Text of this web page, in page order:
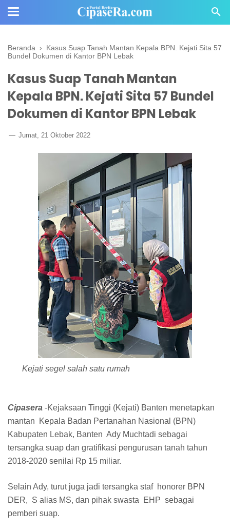
Beranda › Kasus Suap Tanah Mantan Kepala BPN. Kejati Sita 57
Bundel Dokumen di Kantor BPN Lebak
Kasus Suap Tanah Mantan
Kepala BPN. Kejati Sita 57 Bundel
Dokumen di Kantor BPN Lebak
Jumat, 21 Oktober 2022
Kejati segel salah satu rumah
Cipasera -Kejaksaan Tinggi (Kejati) Banten menetapkan
mantan Kepala Badan Pertanahan Nasional (BPN)
Kabupaten Lebak, Banten Ady Muchtadi sebagai
tersangka suap dan gratifikasi pengurusan tanah tahun
2018-2020 senilai Rp 15 miliar.
Selain Ady, turut juga jadi tersangka staf honorer BPN
DER, S alias MS, dan pihak swasta EHP sebagai
pemberi suap.